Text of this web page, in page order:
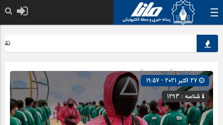
نقش
صفحه اصلی» گروه »فرهنگ و هنر
شناسه : 1293